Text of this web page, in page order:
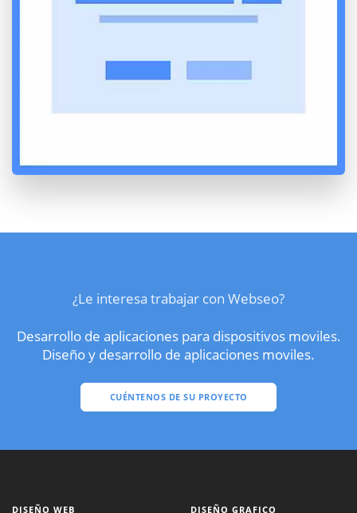
¿Le interesa trabajar con Webseo?
Desarrollo de aplicaciones para dispositivos moviles.
Diseño y desarrollo de aplicaciones moviles.
CUÉNTENOS DE SU PROYECTO
DISEÑO WEB DISEÑO GRAFICO